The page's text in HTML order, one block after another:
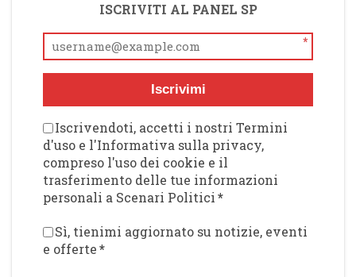
ISCRIVITI AL PANEL SP
*
Iscrivimi
Iscrivendoti, accetti i nostri Termini
d'uso e l'Informativa sulla privacy,
compreso l'uso dei cookie e il
trasferimento delle tue informazioni
personali a Scenari Politici*
Sì, tienimi aggiornato su notizie, eventi
e offerte*